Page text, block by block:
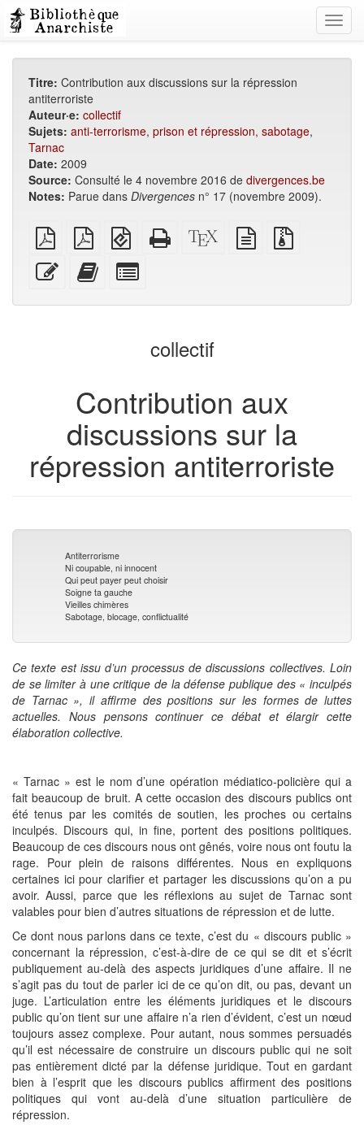
Titre: Contribution aux discussions sur la répression
antiterroriste
Auteur·e: collectif
Sujets: anti-terrorisme, prison et répression, sabotage,
Tarnac
Date: 2009
Source: Consulté le 4 novembre 2016 de divergences.be
Notes: Parue dans Divergences n° 17 (novembre 2009).
PDF
brut
PDF
A4
imposé
EPUB
(pour
appareils
mobiles)
HTML
autonome
Source
XeLaTeX
texte
source
Modifier
ce
Ajouter
ce
au
parties
le
générateur
livres
collectif
Contribution aux
discussions sur la
répression antiterroriste
Antiterrorisme
Ni coupable, ni innocent
Qui peut payer peut choisir
Soigne ta gauche
Vieilles chimères
Sabotage, blocage, conflictualité
Ce texte est issu d’un processus de discussions collectives. Loin
de se limiter à une critique de la défense publique des « inculpés
de Tarnac », il affirme des positions sur les formes de luttes
actuelles. Nous pensons continuer ce débat et élargir cette
élaboration collective.
« Tarnac » est le nom d’une opération médiatico-policière qui a
fait beaucoup de bruit. A cette occasion des discours publics ont
été tenus par les comités de soutien, les proches ou certains
inculpés. Discours qui, in fine, portent des positions politiques.
Beaucoup de ces discours nous ont gênés, voire nous ont foutu la
rage. Pour plein de raisons différentes. Nous en expliquons
certaines ici pour clarifier et partager les discussions qu’on a pu
avoir. Aussi, parce que les réflexions au sujet de Tarnac sont
valables pour bien d’autres situations de répression et de lutte.
Ce dont nous parlons dans ce texte, c’est du « discours public »
concernant la répression, c’est-à-dire de ce qui se dit et s’écrit
publiquement au-delà des aspects juridiques d’une affaire. Il ne
s’agit pas du tout de parler ici de ce qu’on dit, ou pas, devant un
juge. L’articulation entre les éléments juridiques et le discours
public qu’on tient sur une affaire n’a rien d’évident, c’est un nœud
toujours assez complexe. Pour autant, nous sommes persuadés
qu’il est nécessaire de construire un discours public qui ne soit
pas entièrement dicté par la défense juridique. Tout en gardant
bien à l’esprit que les discours publics affirment des positions
politiques qui vont au-delà d’une situation particulière de
répression.